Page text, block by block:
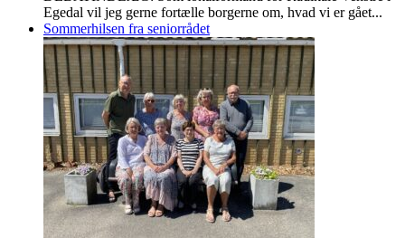
Egedal vil jeg gerne fortælle borgerne om, hvad vi er gået...
Sommerhilsen fra seniorrådet